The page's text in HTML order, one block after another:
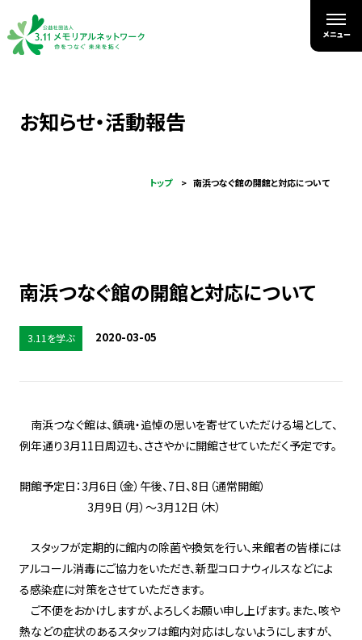
お知らせ・活動報告
トップ 南浜つなぐ館の開館と対応について
南浜つなぐ館の開館と対応について
3.11を学ぶ 2020-03-05
南浜つなぐ館は、鎮魂・追悼の思いを寄せていただける場として、
例年通り3月11日周辺も、ささやかに開館させていただく予定です。
開館予定日：3月6日（金）午後、7日、8日（通常開館）
3月9日（月）～3月12日（木）
スタッフが定期的に館内の除菌や換気を行い、来館者の皆様には
アルコール消毒にご協力をいただき、新型コロナウィルスなどによ
る感染症に対策をさせていただきます。
ご不便をおかけしますが、よろしくお願い申し上げます。また、咳や
熱などの症状のあるスタッフは館内対応はしないようにしますが、